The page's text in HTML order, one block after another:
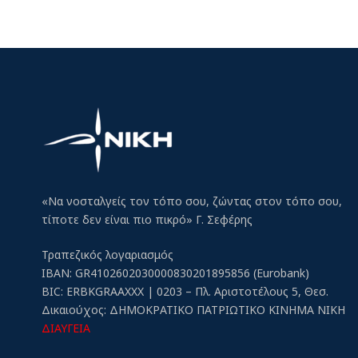
«Να νοσταλγείς τον τόπο σου, ζώντας στον τόπο σου,
τίποτε δεν είναι πιο πικρό» Γ. Σεφέρης
Τραπεζικός λογαριασμός
IBAN: GR4102602030000830201895856 (Eurobank)
BIC: ERBKGRAAXXX | 0203 – Πλ. Αριστοτέλους 5, Θεσ.
Δικαιούχος: ΔΗΜΟΚΡΑΤΙΚΟ ΠΑΤΡΙΩΤΙΚΟ ΚΙΝΗΜΑ ΝΙΚΗ
ΔΙΑΥΓΕΙΑ